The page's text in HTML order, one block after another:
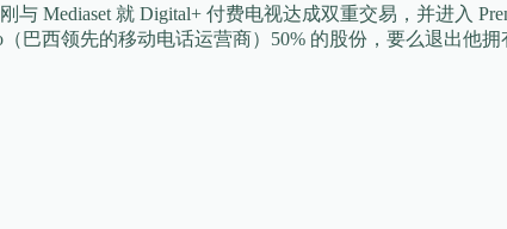
Mediaset 就 Digital+ 付费电视达成双重交易，并进入
巴西领先的移动电话运营商）50% 的股份，要么退出他拥